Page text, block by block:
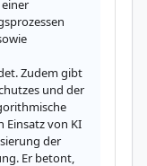
Zudem gibt
und der
Einsatz von KI
der
Er betont,